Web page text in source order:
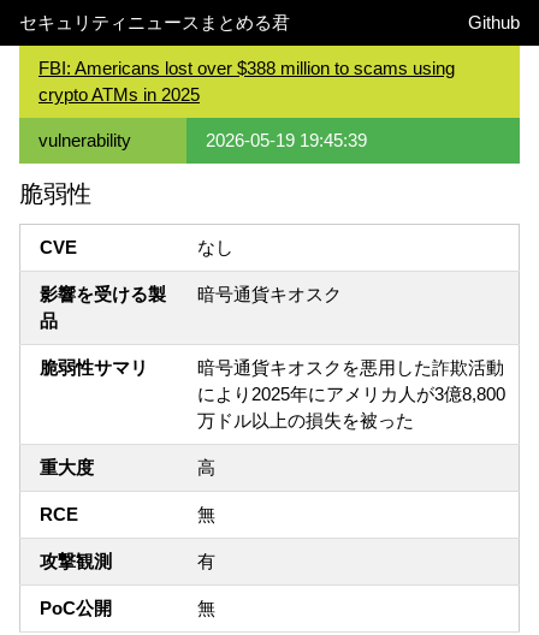
セキュリティニュースまとめる君 Github
FBI: Americans lost over $388 million to scams using
crypto ATMs in 2025
vulnerability 2026-05-19 19:45:39
脆弱性
CVE なし
影響を受ける製
品
暗号通貨キオスク
脆弱性サマリ
暗号通貨キオスクを悪用した詐欺活動
により2025年にアメリカ人が3億8,800
万ドル以上の損失を被った
重大度 高
RCE 無
攻撃観測 有
PoC公開 無